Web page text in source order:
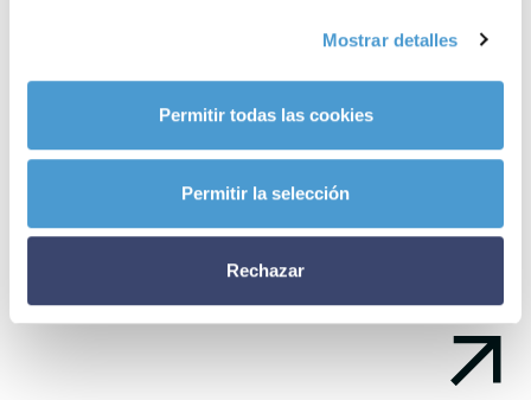
Mostrar detalles
Permitir todas las cookies
Permitir la selección
Rechazar
Noticias
relacionadas